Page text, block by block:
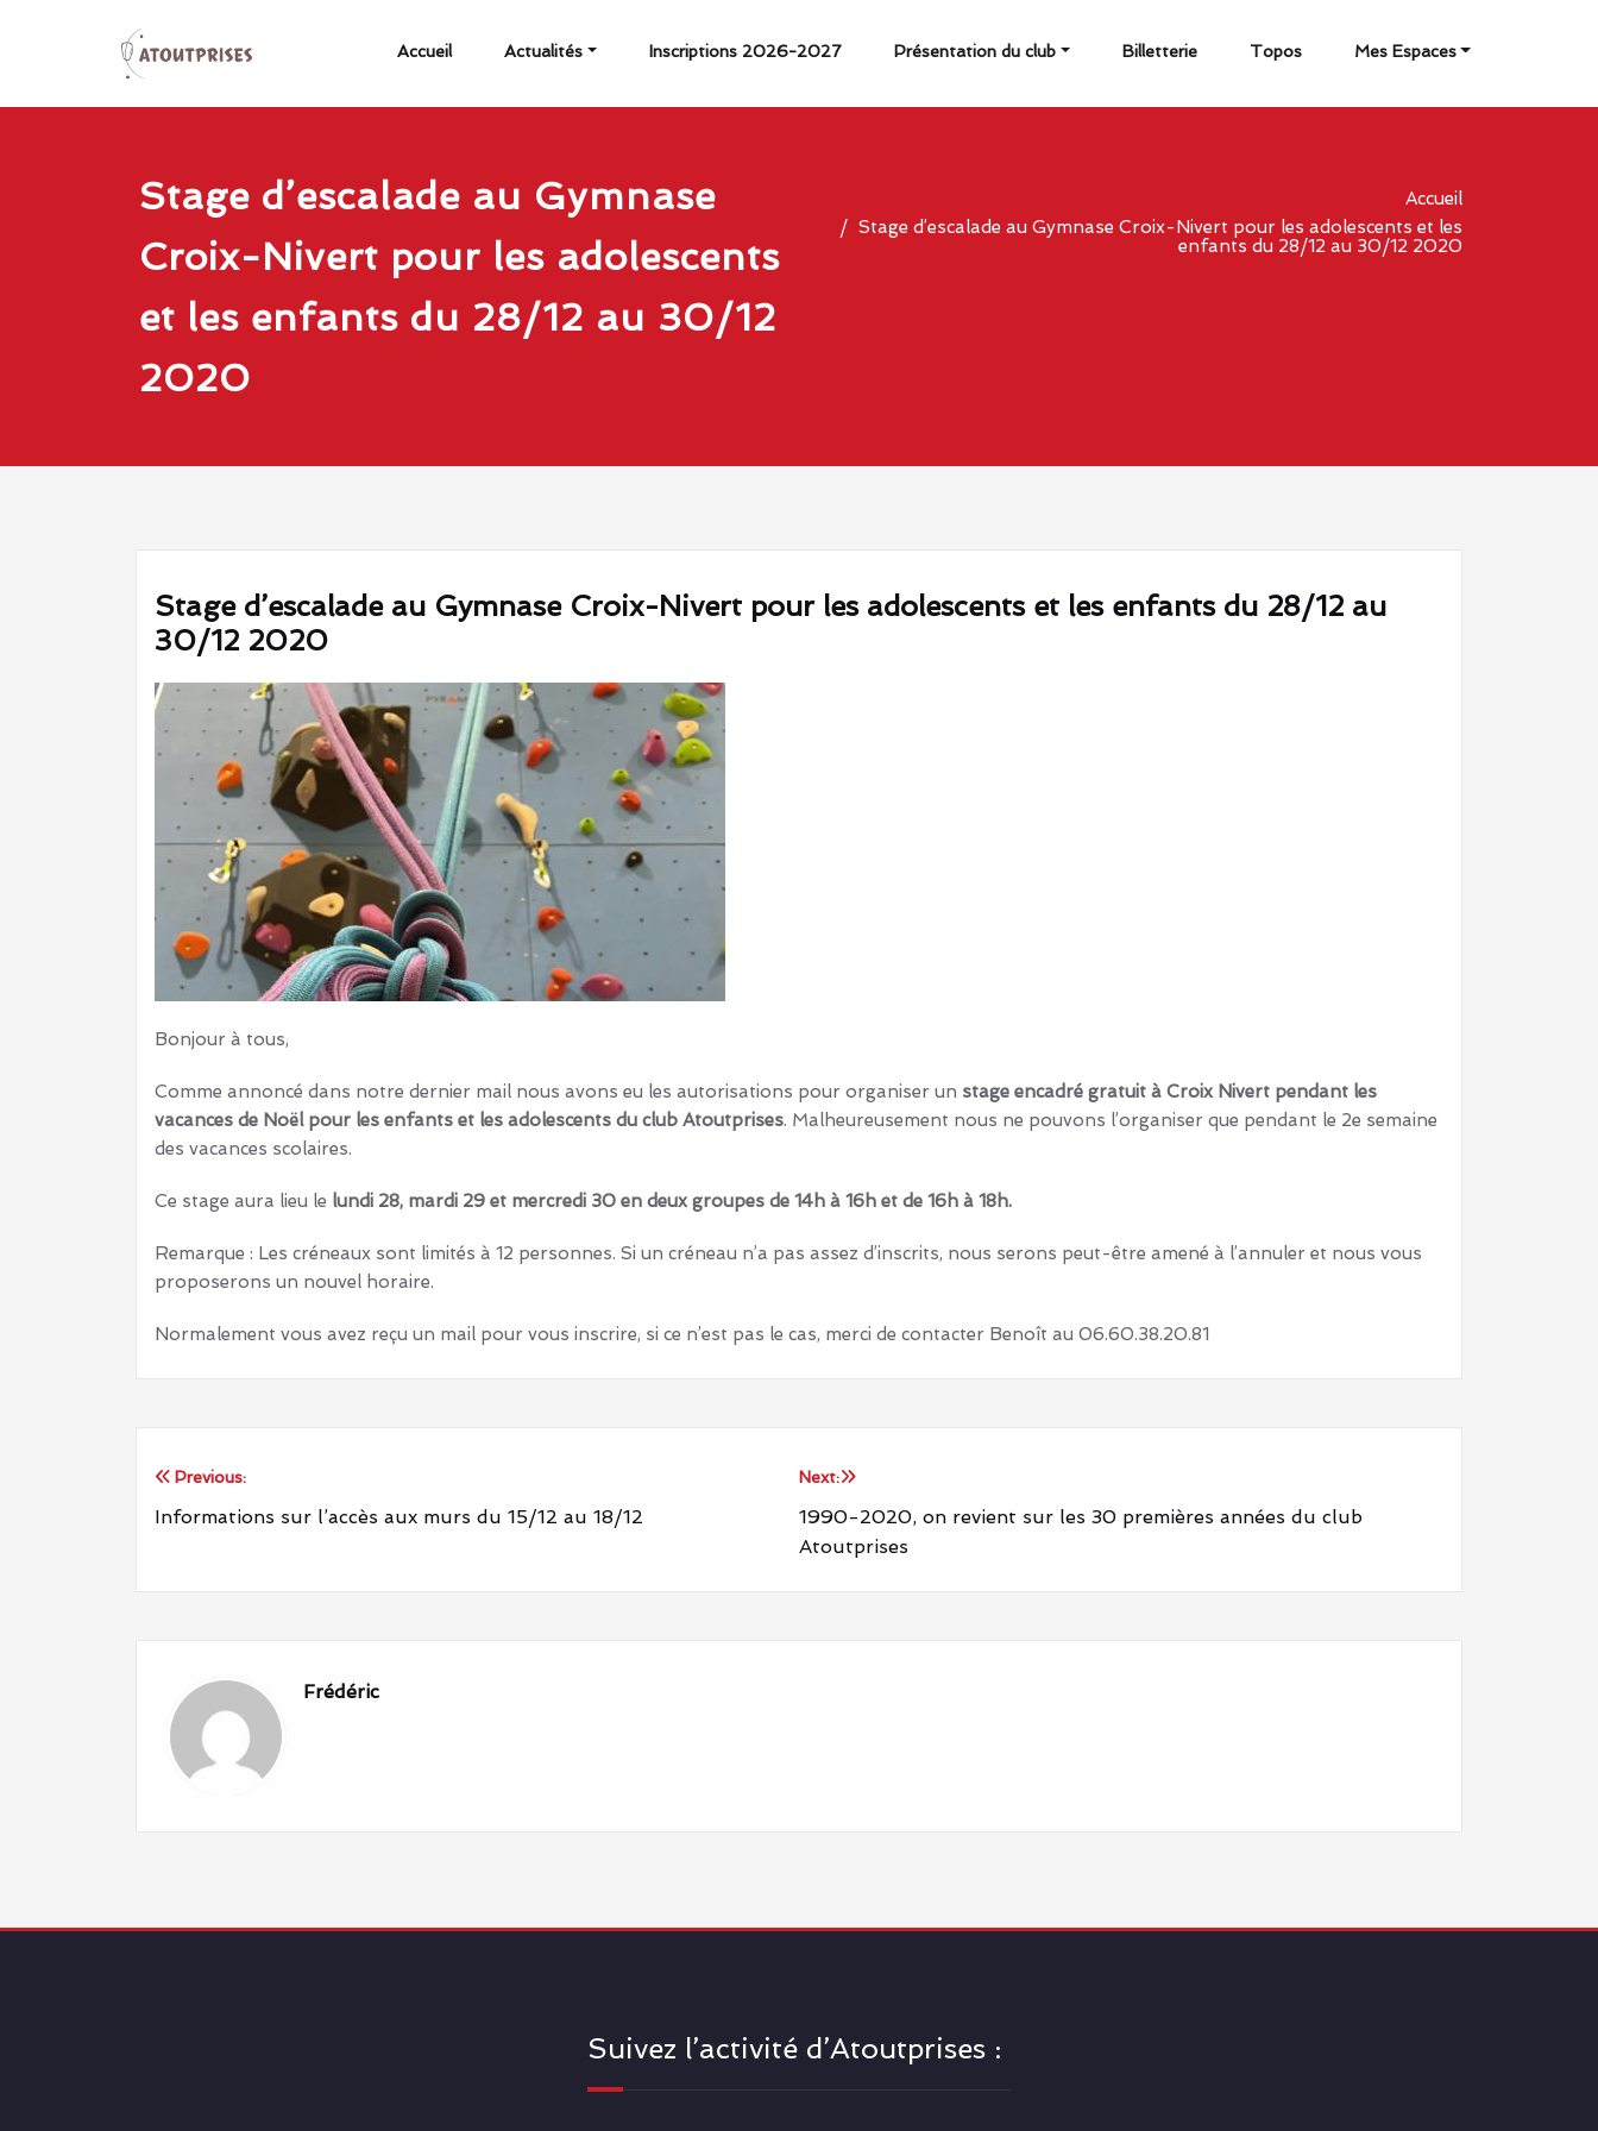
d'escalade
Paris
75015
voies,
escalade
de bloc
Accueil Actualités Inscriptions 2026-2027 Présentation du club Billetterie Topos Mes Espaces
Stage d’escalade au Gymnase
Croix-Nivert pour les adolescents
et les enfants du 28/12 au 30/12
2020
Accueil
Stage d’escalade au Gymnase Croix-Nivert pour les adolescents et les
enfants du 28/12 au 30/12 2020
Stage d’escalade au Gymnase Croix-Nivert pour les adolescents et les enfants du 28/12 au
30/12 2020
Bonjour à tous,
Comme annoncé dans notre dernier mail nous avons eu les autorisations pour organiser un stage encadré gratuit à Croix Nivert pendant les
vacances de Noël pour les enfants et les adolescents du club Atoutprises. Malheureusement nous ne pouvons l’organiser que pendant le 2e semaine
des vacances scolaires.
Ce stage aura lieu le lundi 28, mardi 29 et mercredi 30 en deux groupes de 14h à 16h et de 16h à 18h.
Remarque : Les créneaux sont limités à 12 personnes. Si un créneau n’a pas assez d’inscrits, nous serons peut-être amené à l’annuler et nous vous
proposerons un nouvel horaire.
Normalement vous avez reçu un mail pour vous inscrire, si ce n’est pas le cas, merci de contacter Benoît au 06.60.38.20.81
Navigation
Previous:
Informations sur l’accès aux murs du 15/12 au 18/12
Next:
1990-2020, on revient sur les 30 premières années du club
Atoutprises
Frédéric
Suivez l’activité d’Atoutprises :